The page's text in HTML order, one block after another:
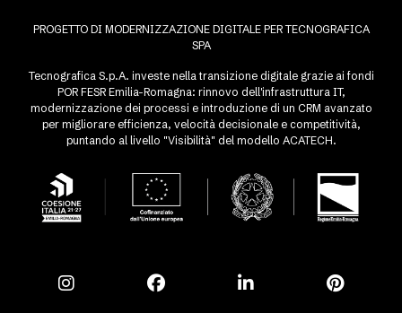
PROGETTO DI MODERNIZZAZIONE DIGITALE PER TECNOGRAFICA
SPA
Tecnografica S.p.A. investe nella transizione digitale grazie ai fondi
POR FESR Emilia-Romagna: rinnovo dell'infrastruttura IT,
modernizzazione dei processi e introduzione di un CRM avanzato
per migliorare efficienza, velocità decisionale e competitività,
puntando al livello "Visibilità" del modello ACATECH.